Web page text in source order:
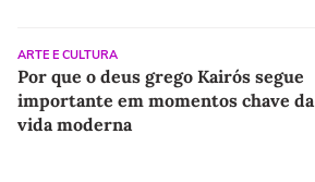
ARTE E CULTURA
Por que o deus grego Kairós segue
importante em momentos chave da
vida moderna